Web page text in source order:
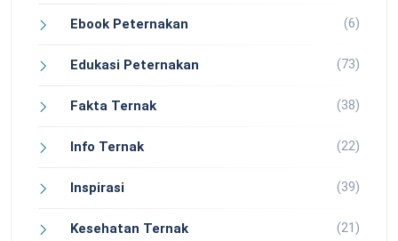
Ebook Peternakan (6)
Edukasi Peternakan (73)
Fakta Ternak (38)
Info Ternak (22)
Inspirasi (39)
Kesehatan Ternak (21)